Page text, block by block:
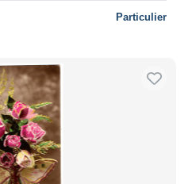
Particulier